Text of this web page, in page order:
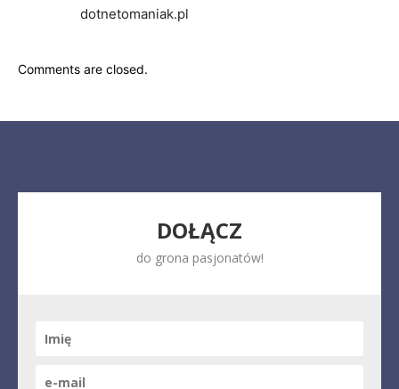
dotnetomaniak.pl
Comments are closed.
DOŁĄCZ
do grona pasjonatów!